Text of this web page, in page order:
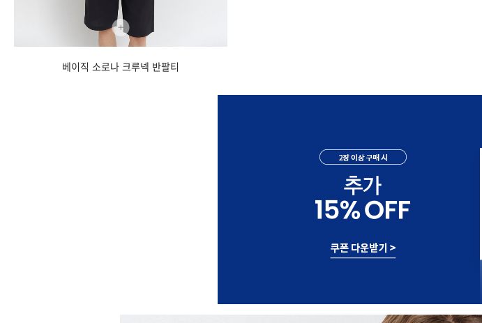
+
베이직 소로나 크루넥 반팔티